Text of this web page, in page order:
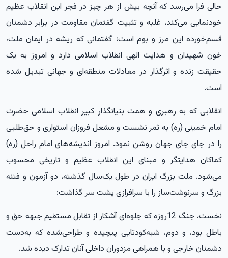
حالی فرا می‌رسد که آنچه بیش از هر چیز در فجر این انقلاب عظیم
خودنمایی می‌کند، غلبه و تثبیت گفتمان مقاومت در برابر دشمنان
قسم‌خورده این مرز و بوم است؛ گفتمانی که ریشه در ایمان ملت،
خون شهیدان و هدایت الهی انقلاب اسلامی دارد و امروز به یک
حقیقت زنده و اثرگذار در معادلات منطقه‌ای و جهانی تبدیل شده
است.
انقلابی که به رهبری و همت بنیانگذار کبیر انقلاب اسلامی حضرت
امام خمینی (ره) به ثمر نشست و مشعل فروزان استواری و حق‌طلبی
را در جای جای جهان روشن نمود. امروز اندیشه‌های امام راحل (ره)
کماکان هدایتگر و مبنای این انقلاب عظیم و تاریخی محسوب
می‌شود. ملت بزرگ ایران در طول یک‌سال گذشته، دو آزمون و فتنه
بزرگ و سرنوشت‌ساز را با سرافرازی پشت سر گذاشت:
نخست، جنگ 12روزه که جلوه‌ای آشکار از تقابل مستقیم جبهه حق و
باطل بود، و دوم، شبه‌کودتایی پیچیده و طراحی‌شده که به‌دست
دشمنان خارجی و با همراهی مزدوران داخلی آنان تدارک دیده شد.